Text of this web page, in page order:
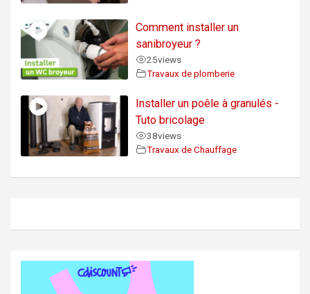
Comment installer un
sanibroyeur ?
25views
Travaux de plomberie
Installer un poêle à granulés -
Tuto bricolage
38views
Travaux de Chauffage